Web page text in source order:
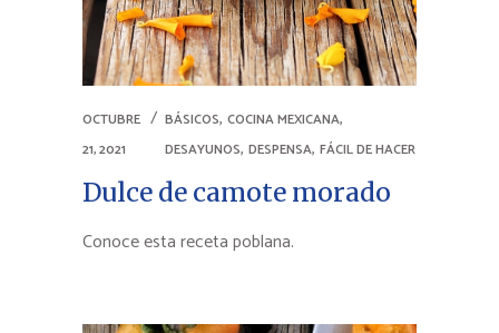
OCTUBRE
21, 2021
BÁSICOS, COCINA MEXICANA,
DESAYUNOS, DESPENSA, FÁCIL DE HACER
Dulce de camote morado
Conoce esta receta poblana.